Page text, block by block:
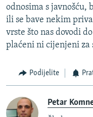
odnosima s javnošću,
ili se bave nekim
vrste što nas dovodi
plaćeni ni cijenjeni za
Podijelite
Petar